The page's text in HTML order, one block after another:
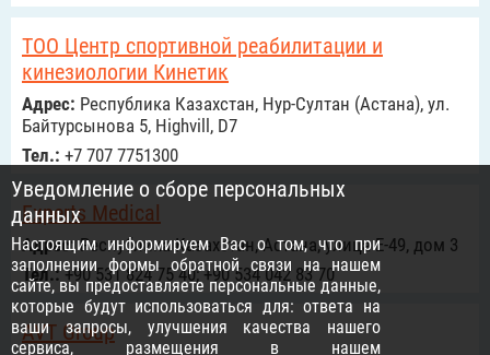
ТОО Центр спортивной реабилитации и
кинезиологии Кинетик
Адрес: Республика Казахстан, Нур-Султан (Астана), ул.
Байтурсынова 5, Highvill, D7
Тел.: +7 707 7751300
Experts Medical
Адрес:Республика Казахстан, Астана, улица Е-49, дом 3
Тел.:+90 531 824 75 40; +90 534 042 83 70
AVT Group
Уведомление о сборе персональных
данных
Настоящим информируем Вас о том, что при
заполнении формы обратной связи на нашем
сайте, вы предоставляете персональные данные,
которые будут использоваться для: ответа на
ваши запросы, улучшения качества нашего
сервиса, размещения в нашем